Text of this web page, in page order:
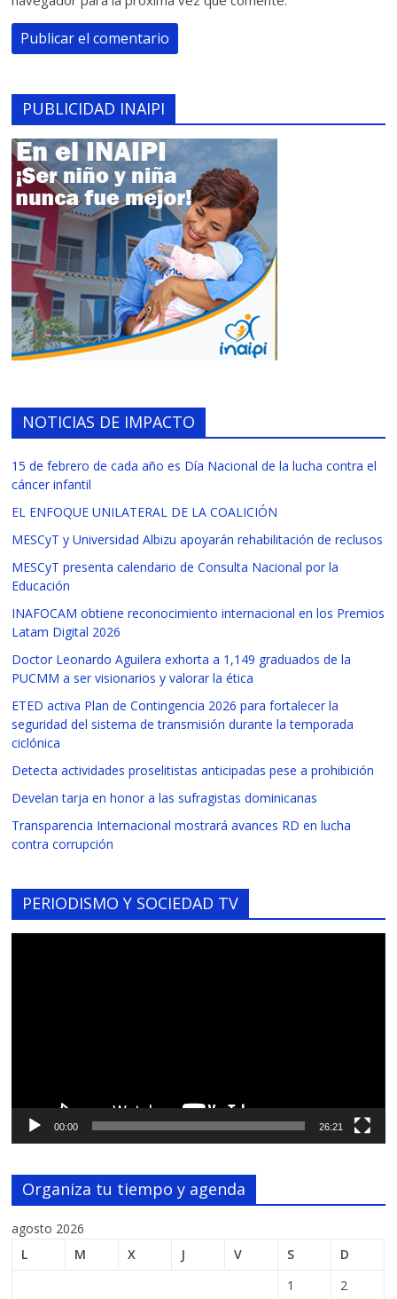
PUBLICIDAD INAIPI
NOTICIAS DE IMPACTO
15 de febrero de cada año es Día Nacional de la lucha contra el
cáncer infantil
EL ENFOQUE UNILATERAL DE LA COALICIÓN
MESCyT y Universidad Albizu apoyarán rehabilitación de reclusos
MESCyT presenta calendario de Consulta Nacional por la
Educación
INAFOCAM obtiene reconocimiento internacional en los Premios
Latam Digital 2026
Doctor Leonardo Aguilera exhorta a 1,149 graduados de la
PUCMM a ser visionarios y valorar la ética
ETED activa Plan de Contingencia 2026 para fortalecer la
seguridad del sistema de transmisión durante la temporada
ciclónica
Detecta actividades proselitistas anticipadas pese a prohibición
Develan tarja en honor a las sufragistas dominicanas
Transparencia Internacional mostrará avances RD en lucha
contra corrupción
PERIODISMO Y SOCIEDAD TV
00:00 26:21
Organiza tu tiempo y agenda
agosto 2026
L
M X J V S
D
1
2